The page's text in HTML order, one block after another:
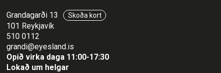
Grandagarði 13 Skoða kort
101 Reykjavík
510 0112
grandi@eyesland.is
Opið virka daga 11 :00-17:30
Lokað um helgar